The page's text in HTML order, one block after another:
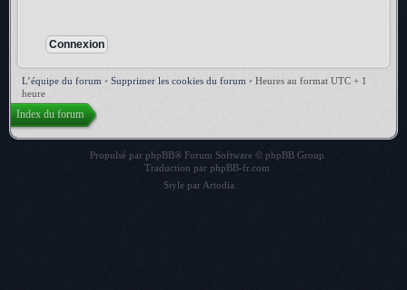
L’équipe du forum • Supprimer les cookies du forum • Heures au format UTC + 1
heure
Index du forum
Propulsé par phpBB® Forum Software © phpBB Group
Traduction par phpBB-fr.com
Style par Artodia